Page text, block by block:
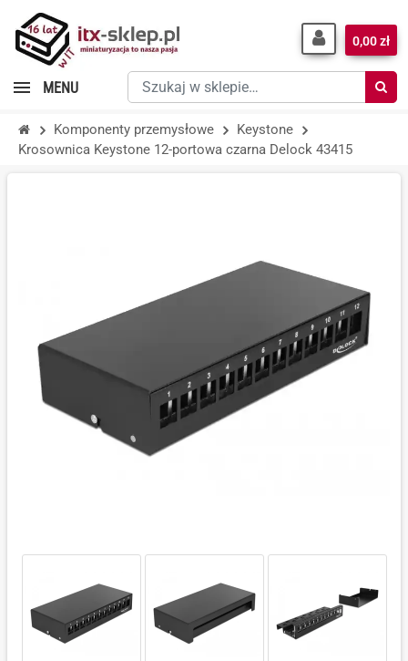
Szukaj
w
sklepie…
0,00 zł
MENU
Komponenty przemysłowe
Keystone
Krosownica Keystone 12-portowa czarna Delock 43415